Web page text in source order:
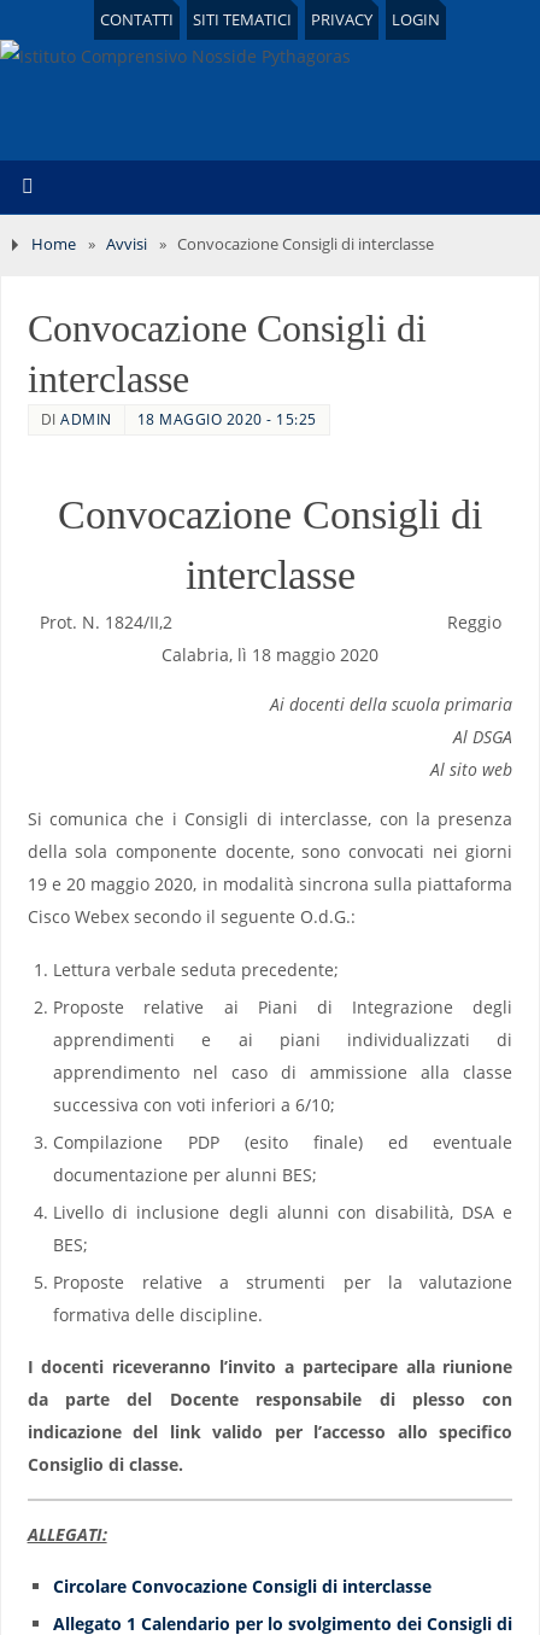
CONTATTI SITI TEMATICI PRIVACY LOGIN
Home » Avvisi » Convocazione Consigli di interclasse
Convocazione Consigli di
interclasse
DIADMIN 18 MAGGIO 2020 - 15:25
Convocazione Consigli di
interclasse
Prot. N. 1824/II,2 Reggio
Calabria, lì 18 maggio 2020
Ai docenti della scuola primaria
Al DSGA
Al sito web
Si comunica che i Consigli di interclasse, con la presenza
della sola componente docente, sono convocati nei giorni
19 e 20 maggio 2020, in modalità sincrona sulla piattaforma
Cisco Webex secondo il seguente O.d.G.:
Lettura verbale seduta precedente;
Proposte relative ai Piani di Integrazione degli
apprendimenti e ai piani individualizzati di
apprendimento nel caso di ammissione alla classe
successiva con voti inferiori a 6/10;
Compilazione PDP (esito finale) ed eventuale
documentazione per alunni BES;
Livello di inclusione degli alunni con disabilità, DSA e
BES;
Proposte relative a strumenti per la valutazione
formativa delle discipline.
I docenti riceveranno l’invito a partecipare alla riunione
da parte del Docente responsabile di plesso con
indicazione del link valido per l’accesso allo specifico
Consiglio di classe.
ALLEGATI:
Circolare Convocazione Consigli di interclasse
Allegato 1 Calendario per lo svolgimento dei Consigli di